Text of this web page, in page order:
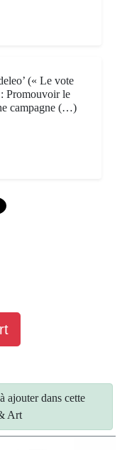
(« Le vote
Promouvoir le
campagne (…)
ajouter dans cette
Art